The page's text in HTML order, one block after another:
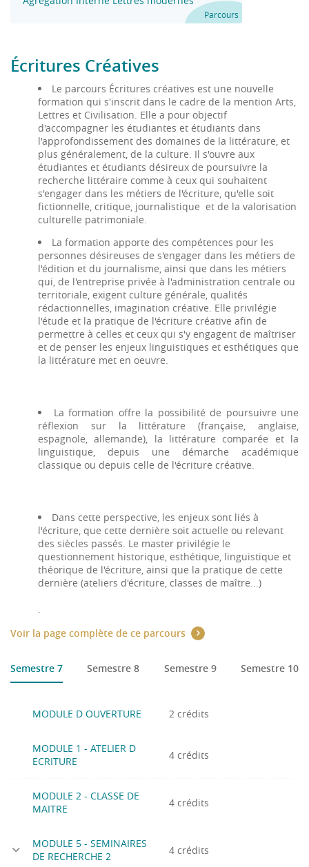
Parcours
Écritures Créatives
Le parcours Écritures créatives est une nouvelle
formation qui s'inscrit dans le cadre de la mention Arts,
Lettres et Civilisation. Elle a pour objectif
d'accompagner les étudiantes et étudiants dans
l'approfondissement des domaines de la littérature, et
plus généralement, de la culture. Il s'ouvre aux
étudiantes et étudiants désireux de poursuivre la
recherche littéraire comme à ceux qui souhaitent
s'engager dans les métiers de l'écriture, qu'elle soit
fictionnelle, critique, journalistique et de la valorisation
culturelle patrimoniale.
La formation apporte des compétences pour les
personnes désireuses de s'engager dans les métiers de
l'édition et du journalisme, ainsi que dans les métiers
qui, de l'entreprise privée à l'administration centrale ou
territoriale, exigent culture générale, qualités
rédactionnelles, imagination créative. Elle privilégie
l'étude et la pratique de l'écriture créative afin de
permettre à celles et ceux qui s'y engagent de maîtriser
et de penser les enjeux linguistiques et esthétiques que
la littérature met en oeuvre.
La formation offre la possibilité de poursuivre une
réflexion sur la littérature (française, anglaise,
espagnole, allemande), la littérature comparée et la
linguistique, depuis une démarche académique
classique ou depuis celle de l'écriture créative.
Dans cette perspective, les enjeux sont liés à
l'écriture, que cette dernière soit actuelle ou relevant
des siècles passés. Le master privilégie le
questionnement historique, esthétique, linguistique et
théorique de l'écriture, ainsi que la pratique de cette
dernière (ateliers d'écriture, classes de maître...)
.
Voir la page complète de ce parcours
Semestre 7 Semestre 8 Semestre 9 Semestre 10
MODULE D OUVERTURE 2 crédits
MODULE 1 - ATELIER D
ECRITURE
4 crédits
MODULE 2 - CLASSE DE
MAITRE
4 crédits
MODULE 5 - SEMINAIRES
DE RECHERCHE 2
4 crédits